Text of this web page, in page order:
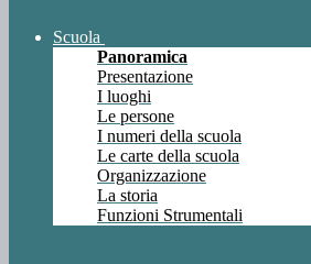
Scuola
Panoramica
Presentazione
I luoghi
Le persone
I numeri della scuola
Le carte della scuola
Organizzazione
La storia
Funzioni Strumentali